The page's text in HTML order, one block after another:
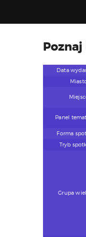
O
Poznaj
Data
Panel
Forma
Tryb
Grupa